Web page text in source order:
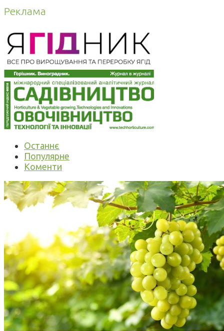
Реклама
Останнє
Популярне
Коменти